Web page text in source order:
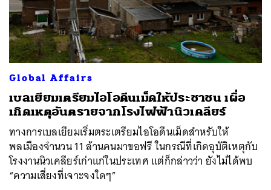
Global Affairs
เบลเยียมเตรียมไอโอดีนเม็ดให้ประชาชน เผื่อ
เกิดเหตุอันตรายจากโรงไฟฟ้านิวเคลียร์
ทางการเบลเยียมเริ่มตระเตรียมไอโอดีนเม็ดสำหรับให้
พลเมืองจำนวน 11 ล้านคนมาขอฟรี ในกรณีที่เกิดอุบัติเหตุกับ
โรงงานนิวเคลียร์เก่าแก่ในประเทศ แต่ก็กล่าวว่า ยังไม่ได้พบ
“ความเสี่ยงที่เจาะจงใดๆ”
ค้นหา
SHARE